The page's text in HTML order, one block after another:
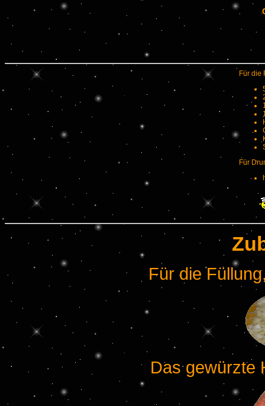
Für die
Für
Für die
Das gewürzte